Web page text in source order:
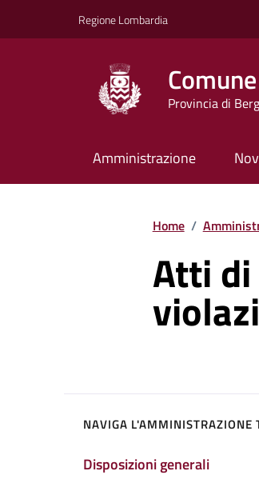
Regione Lombardia
Provincia di
Amministrazione
Home /
Atti
NAVIGA L'AMMINISTRAZIONE
Disposizioni generali